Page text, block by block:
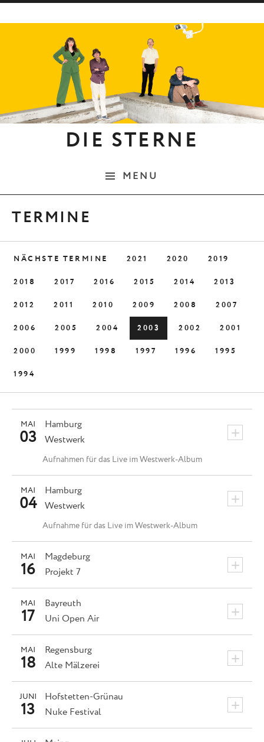
DIE STERNE
MENU
TERMINE
NÄCHSTE TERMINE 2021 2020 2019
2018 2017 2016 2015 2014 2013
2012 2011 2010 2009 2008 2007
2006 2005 2004 2003 2002 2001
2000 1999 1998 1997 1996 1995
1994
Hamburg +
MAI
03 Westwerk
Aufnahmen für das Live im Westwerk-Album
Hamburg +
MAI
04 Westwerk
Aufnahme für das Live im Westwerk-Album
Magdeburg +
MAI
16 Projekt 7
Bayreuth +
MAI
17 Uni Open Air
Regensburg +
MAI
18 Alte Mälzerei
Hofstetten-Grünau +
JUNI
13 Nuke Festival